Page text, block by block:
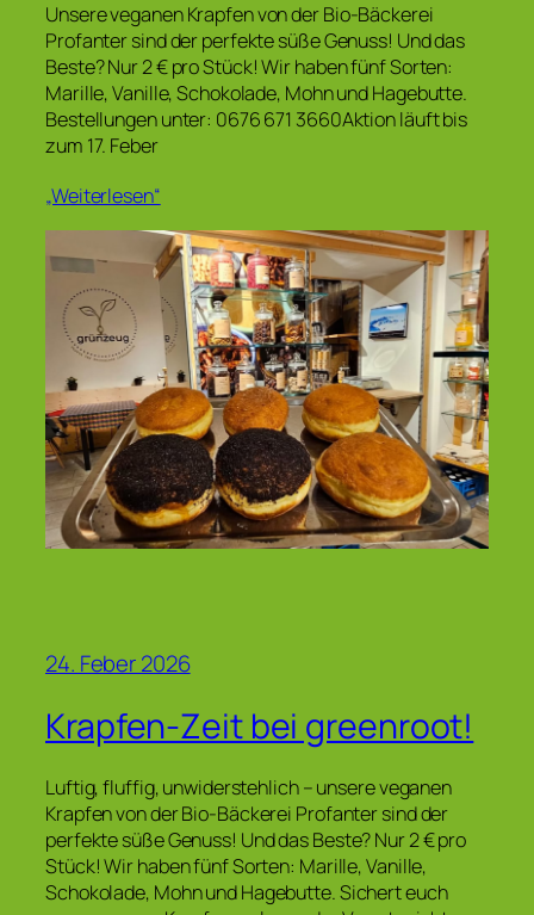
Unsere veganen Krapfen von der Bio-Bäckerei
Profanter sind der perfekte süße Genuss! Und das
Beste? Nur 2 € pro Stück! Wir haben fünf Sorten:
Marille, Vanille, Schokolade, Mohn und Hagebutte.
Bestellungen unter: 0676 671 3660Aktion läuft bis
zum 17. Feber
„Weiterlesen“
24. Feber 2026
Krapfen-Zeit bei greenroot!
Luftig, fluffig, unwiderstehlich – unsere veganen
Krapfen von der Bio-Bäckerei Profanter sind der
perfekte süße Genuss! Und das Beste? Nur 2 € pro
Stück! Wir haben fünf Sorten: Marille, Vanille,
Schokolade, Mohn und Hagebutte. Sichert euch